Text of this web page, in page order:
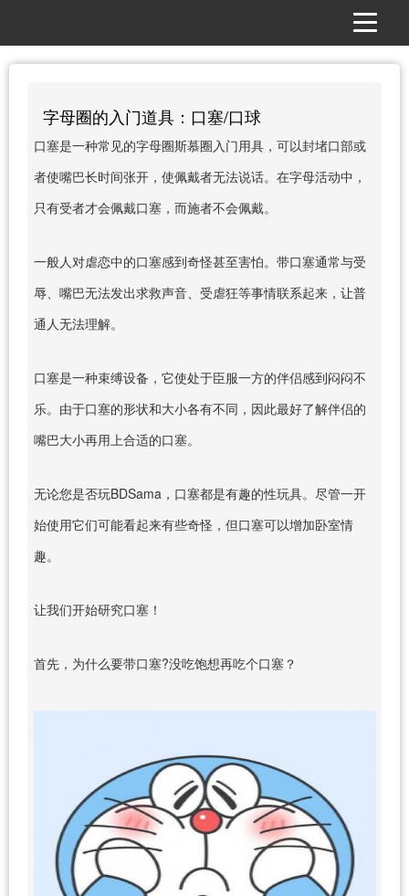
字母圈的入门道具：口塞/口球
口塞是一种常见的字母圈斯慕圈入门用具，可以封堵口部或
者使嘴巴长时间张开，使佩戴者无法说话。在字母活动中，
只有受者才会佩戴口塞，而施者不会佩戴。
一般人对虐恋中的口塞感到奇怪甚至害怕。带口塞通常与受
辱、嘴巴无法发出求救声音、受虐狂等事情联系起来，让普
通人无法理解。
口塞是一种束缚设备，它使处于臣服一方的伴侣感到闷闷不
乐。由于口塞的形状和大小各有不同，因此最好了解伴侣的
嘴巴大小再用上合适的口塞。
无论您是否玩BDSama，口塞都是有趣的性玩具。尽管一开
始使用它们可能看起来有些奇怪，但口塞可以增加卧室情
趣。
让我们开始研究口塞！
首先，为什么要带口塞?没吃饱想再吃个口塞？